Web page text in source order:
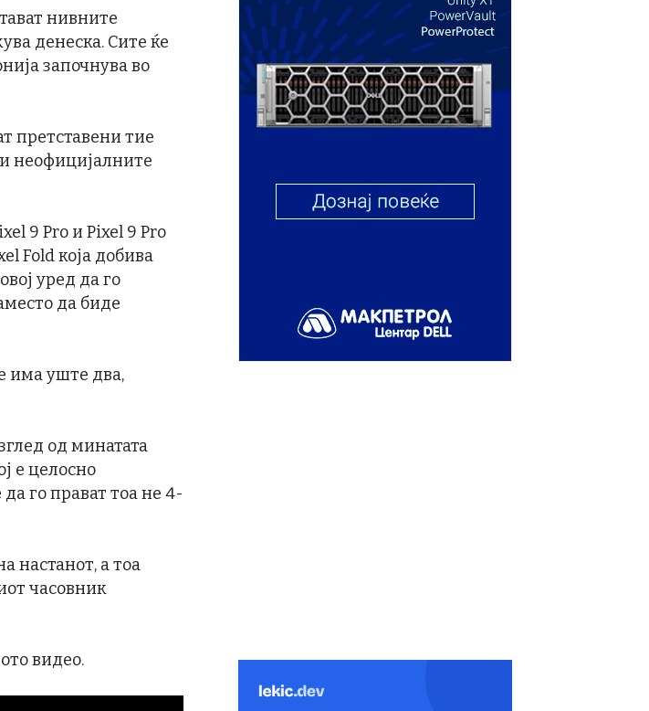
нивните
денеска. Сите ќе
започнува во
претставени тие
неофицијалните
9 Pro и Pixel 9 Pro
Fold која добива
уред да го
да биде
има уште два,
од минатата
е целосно
го прават тоа не 4-
настанот, а тоа
часовник
видео.